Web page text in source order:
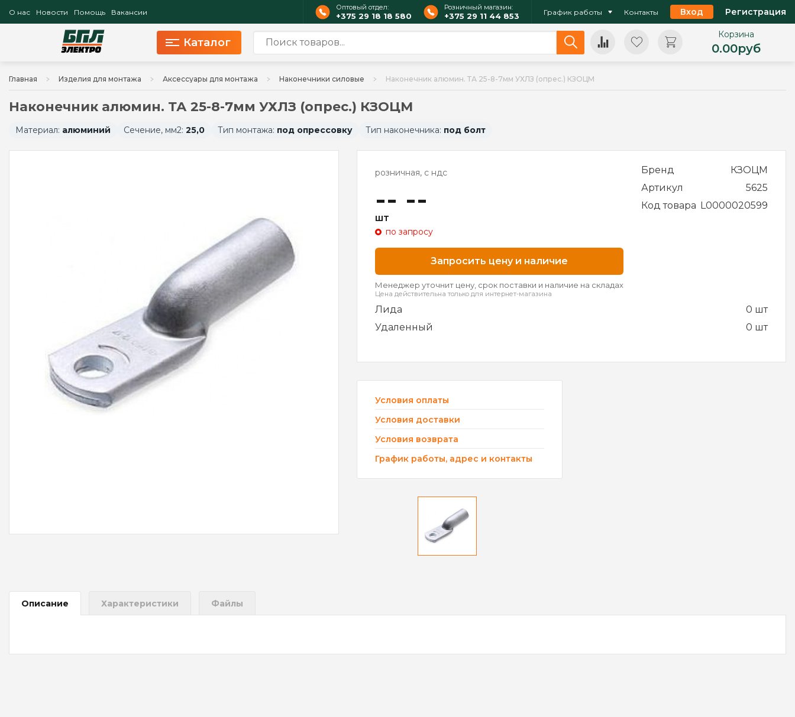
О нас Новости Помощь Вакансии
Оптовый отдел:
+375 29 18 18 580
Розничный магазин:
+375 29 11 44 853 График работы Контакты Вход Регистрация
Каталог
Корзина
0.00руб
Главная Изделия для монтажа Аксессуары для монтажа Наконечники силовые Наконечник алюмин. ТА 25-8-7мм УХЛЗ (опрес.) КЗОЦМ
Наконечник алюмин. ТА 25-8-7мм УХЛЗ (опрес.) КЗОЦМ
Материал: алюминий Сечение, мм2: 25,0 Тип монтажа: под опрессовку Тип наконечника: под болт
розничная, с ндс
-- --
шт
по запросу
Запросить цену и наличие
Менеджер уточнит цену, срок поставки и наличие на складах
Цена действительна только для интернет-магазина
Бренд
КЗОЦМ
Артикул
5625
Код товара L0000020599
Лида
0 шт
Удаленный
0 шт
Условия оплаты
Условия доставки
Условия возврата
График работы, адрес и контакты
Описание Характеристики Файлы